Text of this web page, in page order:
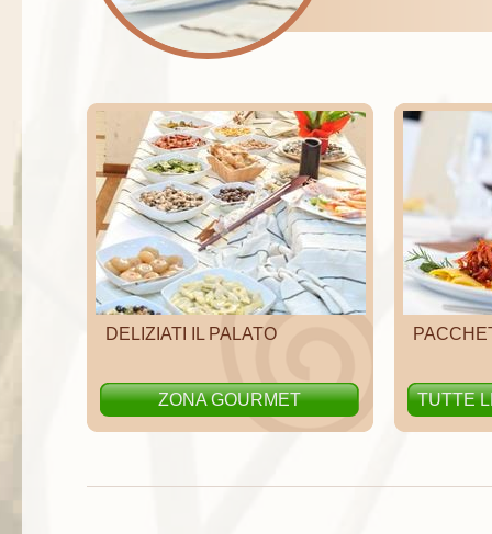
DELIZIATI IL PALATO
ZONA GOURMET TUTTE